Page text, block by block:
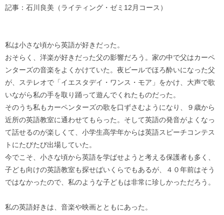
記事：石川良美（ライティング・ゼミ12月コース）
私は小さな頃から英語が好きだった。
おそらく、洋楽が好きだった父の影響だろう。家の中で父はカーペ
ンターズの音楽をよくかけていた。夜ビールでほろ酔いになった父
が、ステレオで「イエスタデイ・ワンス・モア」をかけ、大声で歌
いながら私の手を取り踊って遊んでくれたものだった。
そのうち私もカーペンターズの歌を口ずさむようになり、９歳から
近所の英語教室に通わせてもらった。そして英語の発音がよくなっ
て話せるのが楽しくて、小学生高学年からは英語スピーチコンテス
トにたびたび出場していた。
今でこそ、小さな頃から英語を学ばせようと考える保護者も多く、
子ども向けの英語教室も探せばいくらでもあるが、４０年前はそう
ではなかったので、私のような子どもは非常に珍しかっただろう。
私の英語好きは、音楽や映画とともにあった。